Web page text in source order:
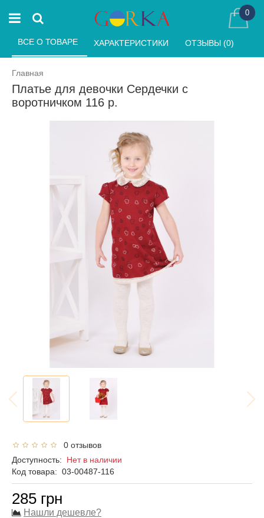
0
Главная
Платье для девочки Сердечки с
воротничком 116 р.
ВСЕ О ТОВАРЕ ХАРАКТЕРИСТИКИ ОТЗЫВЫ (0)
0 отзывов
Доступность: Нет в наличии
Код товара: 03-00487-116
285 грн
Нашли дешевле?